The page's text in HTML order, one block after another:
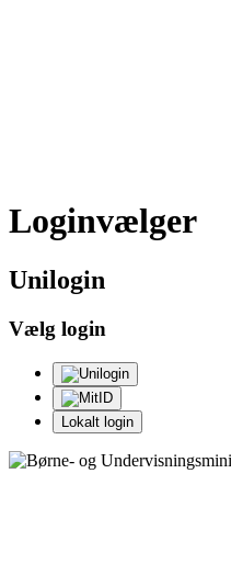
Loginvælger
Unilogin
Vælg login
Lokalt login